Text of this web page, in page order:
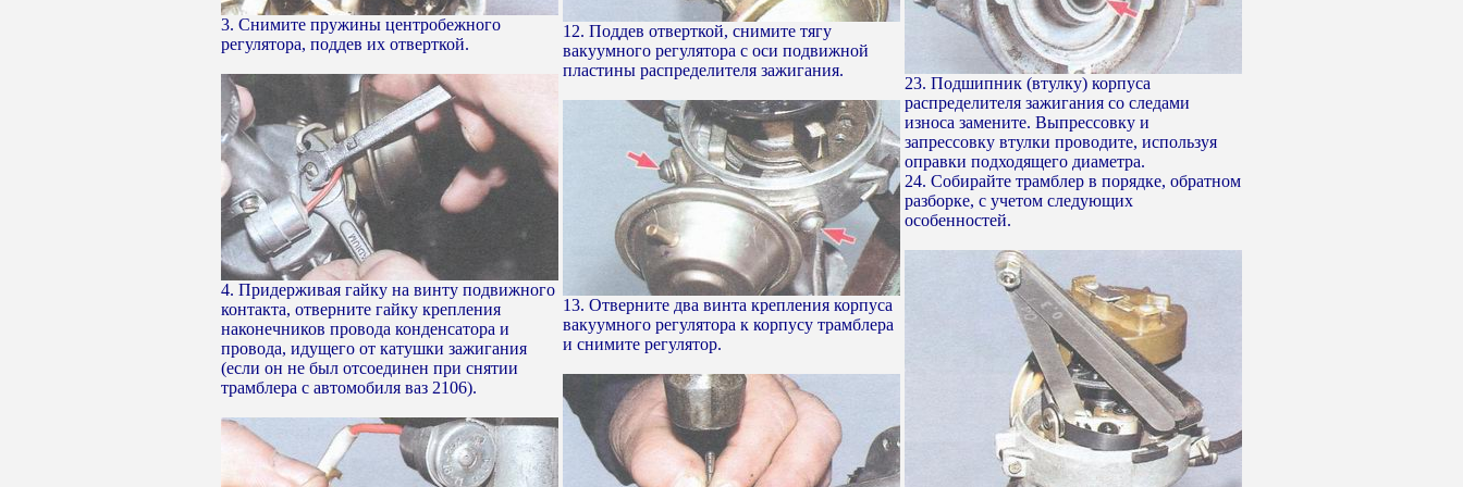
3. Снимите пружины центробежного
регулятора, поддев их отверткой.
4. Придерживая гайку на винту подвижного
контакта, отверните гайку крепления
наконечников провода конденсатора и
провода, идущего от катушки зажигания
(если он не был отсоединен при снятии
трамблера с автомобиля ваз 2106).
12. Поддев отверткой, снимите тягу
вакуумного регулятора с оси подвижной
пластины распределителя зажигания.
13. Отверните два винта крепления корпуса
вакуумного регулятора к корпусу трамблера
и снимите регулятор.
23. Подшипник (втулку) корпуса
распределителя зажигания со следами
износа замените. Выпрессовку и
запрессовку втулки проводите, используя
оправки подходящего диаметра.
24. Собирайте трамблер в порядке, обратном
разборке, с учетом следующих
особенностей.